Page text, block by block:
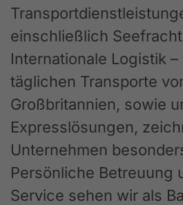
einschließlich
Internationale Logistik
täglichen Transporte
Großbritannien, sowie
Expresslösungen,
Unternehmen
Persönliche Betreuung
Service sehen wir als